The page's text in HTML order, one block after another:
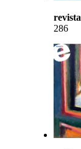
revista
286